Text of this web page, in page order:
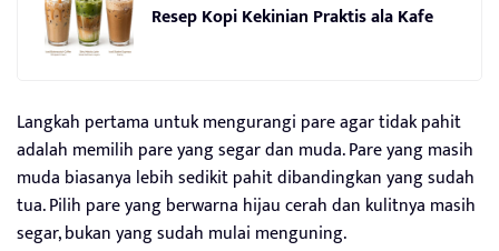
Resep Kopi Kekinian Praktis ala Kafe
Langkah pertama untuk mengurangi pare agar tidak pahit
adalah memilih pare yang segar dan muda. Pare yang masih
muda biasanya lebih sedikit pahit dibandingkan yang sudah
tua. Pilih pare yang berwarna hijau cerah dan kulitnya masih
segar, bukan yang sudah mulai menguning.